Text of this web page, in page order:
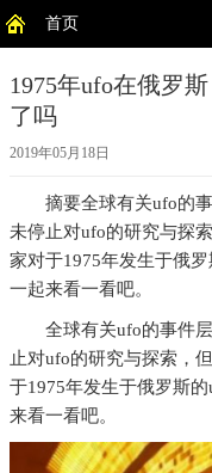
首页
1975年ufo在俄罗
了吗
2019年05月18日
摘要全球有关ufo的
未停止对ufo的研究与探
家对于1975年发生于俄
一起来看一看吧。
全球有关ufo的事件
止对ufo的研究与探索，
于1975年发生于俄罗斯
来看一看吧。